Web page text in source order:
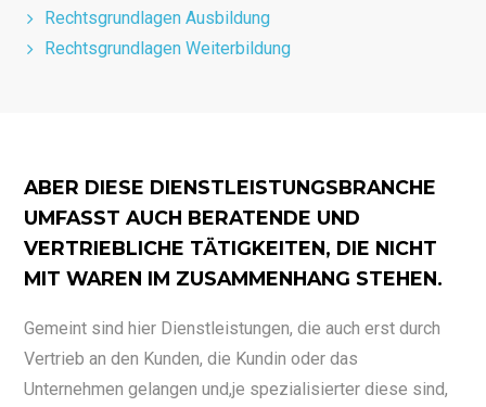
Rechtsgrundlagen Ausbildung
Rechtsgrundlagen Weiterbildung
ABER DIESE DIENSTLEISTUNGSBRANCHE
UMFASST AUCH BERATENDE UND
VERTRIEBLICHE TÄTIGKEITEN, DIE NICHT
MIT WAREN IM ZUSAMMENHANG STEHEN.
Gemeint sind hier Dienstleistungen, die auch erst durch
Vertrieb an den Kunden, die Kundin oder das
Unternehmen gelangen und,je spezialisierter diese sind,